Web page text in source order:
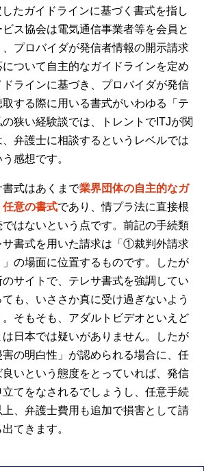
したガイドラインに基づく書式を指し
ス協会は電気通信事業者等を会員と
プロバイダが発信者情報の開示請求
ついて自主的なガイドラインを定め
ラインに基づき、プロバイダが発信
する際に用いる書式がいわゆる「テ
狭い経験談では、トレントでITJが関
弁護士に相談するというレベルでは
感想です。
式はあくまで業界団体の自主的なガ
意の書式であり、情プラ法に直接根
はないという点です。前記の手続類
サ書式を用いた請求は「①裁判外請求
」の場面に位置するものです。したが
サイトで、テレサ書式を強調してい
も、いささか真に受け過ぎないよう
そもそも、アダルトビデオといえど
日本では疑いがありません。したが
の明白性」が認められる場合に、任
いという態度をとっていれば、発信
てをなされるでしょうし、任意手続
、弁護士費用も追加で損害として請
てきます。